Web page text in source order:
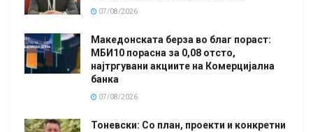
07/08/2026
Македонската берза во благ пораст:
МБИ10 порасна за 0,08 отсто,
најтргувани акциите на Комерцијална
банка
07/08/2026
Тоневски: Со план, проекти и конкретни